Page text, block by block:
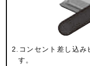
2.コンセント差し込み
す。